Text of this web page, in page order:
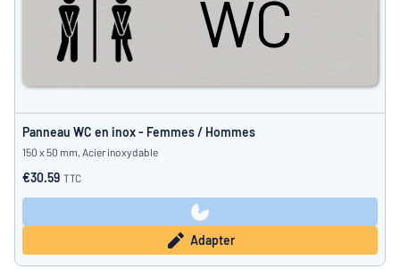
Panneau WC en inox - Femmes / Hommes
150 x 50 mm, Acier inoxydable
€30.59 TTC
Adapter